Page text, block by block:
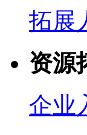
拓展
资源
企业